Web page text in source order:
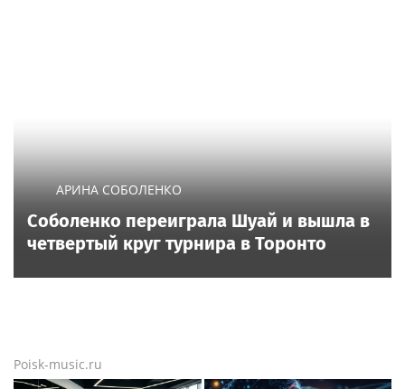
АРИНА СОБОЛЕНКО
Соболенко переиграла Шуай и вышла в
четвертый круг турнира в Торонто
Poisk-music.ru